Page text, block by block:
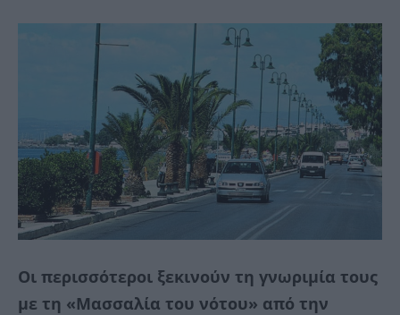
Οι περισσότεροι ξεκινούν τη γνωριμία τους
με τη «Μασσαλία του νότου» από την